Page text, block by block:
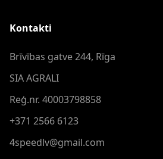
Kontakti
Brīvības gatve 244, Rīga
SIA AGRALI
Reģ.nr. 40003798858
+371 2566 6123
4speedlv@gmail.com